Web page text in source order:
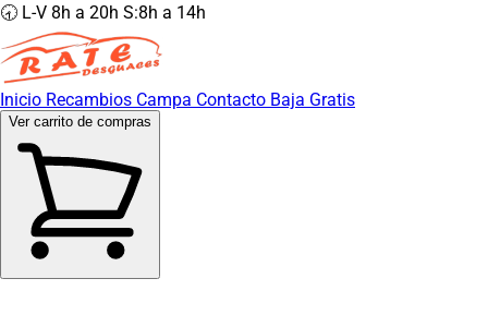
🕣 L-V 8h a 20h S:8h a 14h
Inicio Recambios Campa Contacto Baja Gratis
Ver carrito de compras